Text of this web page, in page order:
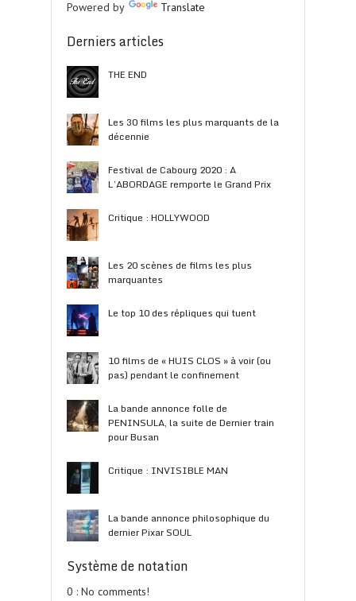
Powered by Translate
Derniers articles
THE END
Les 30 films les plus marquants de la
décennie
Festival de Cabourg 2020 : A
L’ABORDAGE remporte le Grand Prix
Critique : HOLLYWOOD
Les 20 scènes de films les plus
marquantes
Le top 10 des répliques qui tuent
10 films de « HUIS CLOS » à voir (ou
pas) pendant le confinement
La bande annonce folle de
PENINSULA, la suite de Dernier train
pour Busan
Critique : INVISIBLE MAN
La bande annonce philosophique du
dernier Pixar SOUL
Système de notation
0 : No comments!